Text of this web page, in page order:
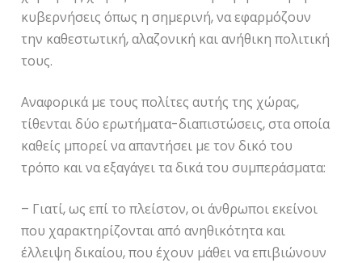
κυβερνήσεις όπως η σημερινή, να εφαρμόζουν
την καθεστωτική, αλαζονική και ανήθικη πολιτική
τους.
Αναφορικά με τους πολίτες αυτής της χώρας,
τίθενται δύο ερωτήματα-διαπιστώσεις, στα οποία
καθείς μπορεί να απαντήσει με τον δικό του
τρόπο και να εξαγάγει τα δικά του συμπεράσματα:
– Γιατί, ως επί το πλείστον, οι άνθρωποι εκείνοι
που χαρακτηρίζονται από ανηθικότητα και
έλλειψη δικαίου, που έχουν μάθει να επιβιώνουν